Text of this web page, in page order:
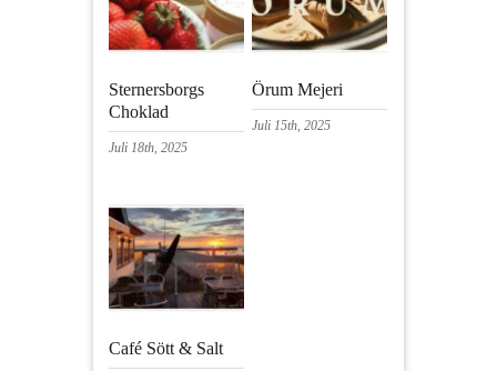
Sternersborgs
Choklad
Juli 18th, 2025
Örum Mejeri
Juli 15th, 2025
Café Sött & Salt